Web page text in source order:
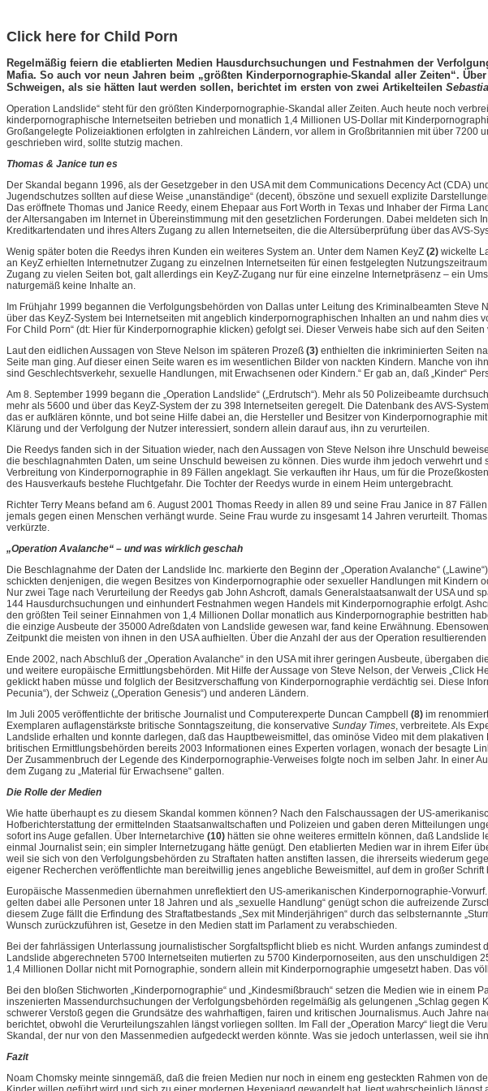
Click here for Child Porn
Regelmäßig feiern die etablierten Medien Hausdurchsuchungen und Festnahmen der
Mafia. So auch vor neun Jahren beim „größten Kinderpornographie-Skandal aller Zeiten“.
Schweigen, als sie hätten laut werden sollen, berichtet im ersten von zwei Artikelteilen
Operation Landslide“ steht für den größten Kinderpornographie-Skandal aller Zeiten. Auch heute noch
kinderpornographische Internetseiten betrieben und monatlich 1,4 Millionen US-Dollar mit
Großangelegte Polizeiaktionen erfolgten in zahlreichen Ländern, vor allem in Großbritannien mit über
geschrieben wird, sollte stutzig machen.
Thomas & Janice tun es
Der Skandal begann 1996, als der Gesetzgeber in den USA mit dem Communications Decency Act (CDA)
Jugendschutzes sollten auf diese Weise „unanständige“ (decent), öbszöne und sexuell explizite
Das eröffnete Thomas und Janice Reedy, einem Ehepaar aus Fort Worth in Texas und Inhaber der Firma
der Altersangaben im Internet in Übereinstimmung mit den gesetzlichen Forderungen. Dabei meldeten
Kreditkartendaten und ihres Alters Zugang zu allen Internetseiten, die die Altersüberprüfung über das
Wenig später boten die Reedys ihren Kunden ein weiteres System an. Unter dem Namen KeyZ (2) wickelte
an KeyZ erhielten Internetnutzer Zugang zu einzelnen Internetseiten für einen festgelegten
Zugang zu vielen Seiten bot, galt allerdings ein KeyZ-Zugang nur für eine einzelne Internetpräsenz – ein
naturgemäß keine Inhalte an.
Im Frühjahr 1999 begannen die Verfolgungsbehörden von Dallas unter Leitung des Kriminalbeamten
über das KeyZ-System bei Internetseiten mit angeblich kinderpornographischen Inhalten an und nahm dies
For Child Porn“ (dt: Hier für Kinderpornographie klicken) gefolgt sei. Dieser Verweis habe sich auf den
Laut den eidlichen Aussagen von Steve Nelson im späteren Prozeß (3) enthielten die inkriminierten Seiten
Seite man ging. Auf dieser einen Seite waren es im wesentlichen Bilder von nackten Kindern. Manche von
sind Geschlechtsverkehr, sexuelle Handlungen, mit Erwachsenen oder Kindern.“ Er gab an, daß „Kinder“
Am 8. September 1999 begann die „Operation Landslide“ („Erdrutsch“). Mehr als 50 Polizeibeamte
mehr als 5600 und über das KeyZ-System der zu 398 Internetseiten geregelt. Die Datenbank des AVS-
das er aufklären könnte, und bot seine Hilfe dabei an, die Hersteller und Besitzer von Kinderpornographie
Klärung und der Verfolgung der Nutzer interessiert, sondern allein darauf aus, ihn zu verurteilen.
Die Reedys fanden sich in der Situation wieder, nach den Aussagen von Steve Nelson ihre Unschuld
die beschlagnahmten Daten, um seine Unschuld beweisen zu können. Dies wurde ihm jedoch verwehrt
Verbreitung von Kinderpornographie in 89 Fällen angeklagt. Sie verkauften ihr Haus, um für die
des Hausverkaufs bestehe Fluchtgefahr. Die Tochter der Reedys wurde in einem Heim untergebracht.
Richter Terry Means befand am 6. August 2001 Thomas Reedy in allen 89 und seine Frau Janice in 87
jemals gegen einen Menschen verhängt wurde. Seine Frau wurde zu insgesamt 14 Jahren verurteilt.
verkürzte.
„Operation Avalanche“ – und was wirklich geschah
Die Beschlagnahme der Daten der Landslide Inc. markierte den Beginn der „Operation Avalanche“
schickten denjenigen, die wegen Besitzes von Kinderpornographie oder sexueller Handlungen mit Kindern
Nur zwei Tage nach Verurteilung der Reedys gab John Ashcroft, damals Generalstaatsanwalt der USA und
144 Hausdurchsuchungen und einhundert Festnahmen wegen Handels mit Kinderpornographie erfolgt.
den größten Teil seiner Einnahmen von 1,4 Millionen Dollar monatlich aus Kinderpornographie bestritten
die einzige Ausbeute der 35000 Adreßdaten von Landslide gewesen war, fand keine Erwähnung.
Zeitpunkt die meisten von ihnen in den USA aufhielten. Über die Anzahl der aus der Operation
Ende 2002, nach Abschluß der „Operation Avalanche“ in den USA mit ihrer geringen Ausbeute,
und weitere europäische Ermittlungsbehörden. Mit Hilfe der Aussage von Steve Nelson, der Verweis
geklickt haben müsse und folglich der Besitzverschaffung von Kinderpornographie verdächtig sei. Diese
Pecunia“), der Schweiz („Operation Genesis“) und anderen Ländern.
Im Juli 2005 veröffentlichte der britische Journalist und Computerexperte Duncan Campbell (8) im
Exemplaren auflagenstärkste britische Sonntagszeitung, die konservative Sunday Times, verbreitete. Als
Landslide erhalten und konnte darlegen, daß das Hauptbeweismittel, das ominöse Video mit dem
britischen Ermittlungsbehörden bereits 2003 Informationen eines Experten vorlagen, wonach der besagte
Der Zusammenbruch der Legende des Kinderpornographie-Verweises folgte noch im selben Jahr. In
dem Zugang zu „Material für Erwachsene“ galten.
Die Rolle der Medien
Wie hatte überhaupt es zu diesem Skandal kommen können? Nach den Falschaussagen der US-
Hofberichterstattung der ermittelnden Staatsanwaltschaften und Polizeien und gaben deren Mitteilungen
sofort ins Auge gefallen. Über Internetarchive (10) hätten sie ohne weiteres ermitteln können, daß
einmal Journalist sein; ein simpler Internetzugang hätte genügt. Den etablierten Medien war in ihrem Eifer
weil sie sich von den Verfolgungsbehörden zu Straftaten hatten anstiften lassen, die ihrerseits wiederum
eigener Recherchen veröffentlichte man bereitwillig jenes angebliche Beweismittel, auf dem in großer
Europäische Massenmedien übernahmen unreflektiert den US-amerikanischen Kinderpornographie-
gelten dabei alle Personen unter 18 Jahren und als „sexuelle Handlung“ genügt schon die aufreizende
diesem Zuge fällt die Erfindung des Straftatbestands „Sex mit Minderjährigen“ durch das selbsternannte
Wunsch zurückzuführen ist, Gesetze in den Medien statt im Parlament zu verabschieden.
Bei der fahrlässigen Unterlassung journalistischer Sorgfaltspflicht blieb es nicht. Wurden anfangs
Landslide abgerechneten 5700 Internetseiten mutierten zu 5700 Kinderpornoseiten, aus den
1,4 Millionen Dollar nicht mit Pornographie, sondern allein mit Kinderpornographie umgesetzt haben. Das
Bei den bloßen Stichworten „Kinderpornographie“ und „Kindesmißbrauch“ setzen die Medien wie in
inszenierten Massendurchsuchungen der Verfolgungsbehörden regelmäßig als gelungenen „Schlag
schwerer Verstoß gegen die Grundsätze des wahrhaftigen, fairen und kritischen Journalismus. Auch Jahre
berichtet, obwohl die Verurteilungszahlen längst vorliegen sollten. Im Fall der „Operation Marcy“ liegt die
Skandal, der nur von den Massenmedien aufgedeckt werden könnte. Was sie jedoch unterlassen, weil sie
Fazit
Noam Chomsky meinte sinngemäß, daß die freien Medien nur noch in einem eng gesteckten Rahmen von